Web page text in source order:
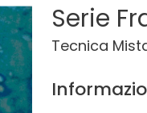
Serie
Tecnica